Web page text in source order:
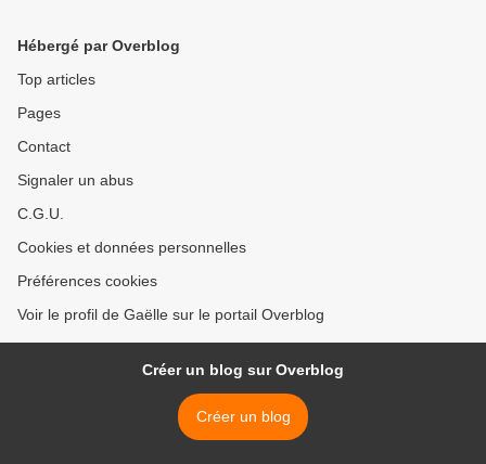
Hébergé par Overblog
Top articles
Pages
Contact
Signaler un abus
C.G.U.
Cookies et données personnelles
Préférences cookies
Voir le profil de Gaëlle sur le portail Overblog
Créer un blog sur Overblog
Créer un blog